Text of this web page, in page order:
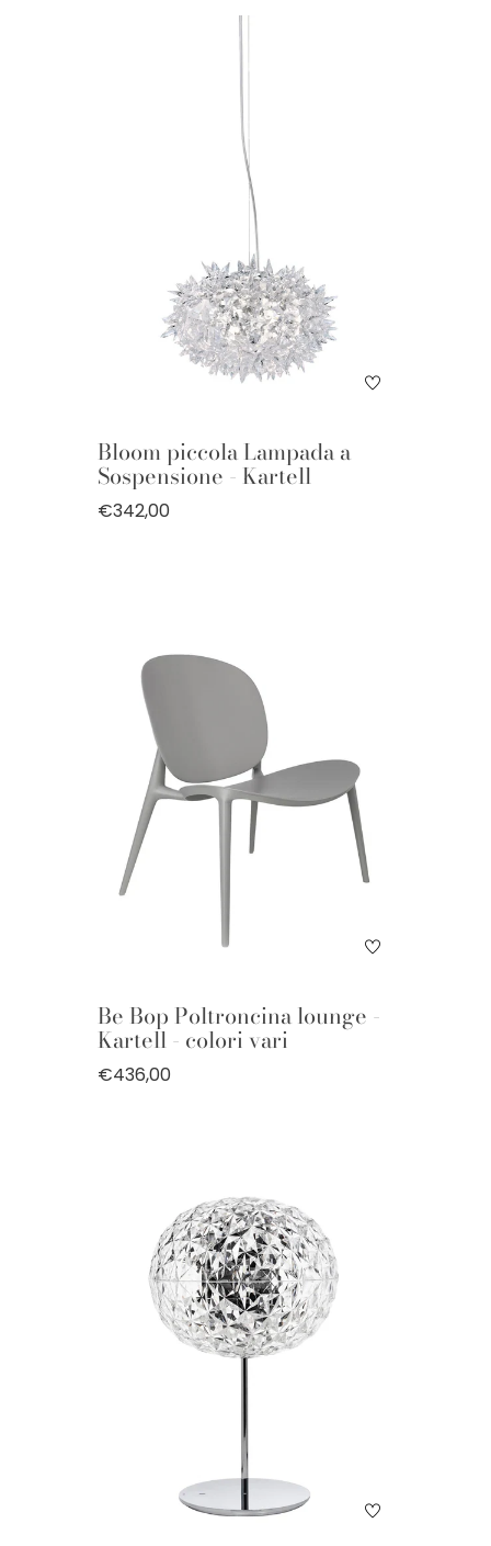
Bloom piccola Lampada a
Sospensione - Kartell
€342,00
Be Bop Poltroncina lounge -
Kartell - colori vari
€436,00